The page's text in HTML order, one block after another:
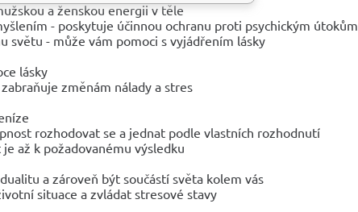
a ženskou energii v těle
- poskytuje účinnou ochranu proti psychickým útokům
světu - může vám pomoci s vyjádřením lásky
lásky
změnám nálady a stres
rozhodovat se a jednat podle vlastních rozhodnutí
až k požadovanému výsledku
a zároveň být součástí světa kolem vás
situace a zvládat stresové stavy